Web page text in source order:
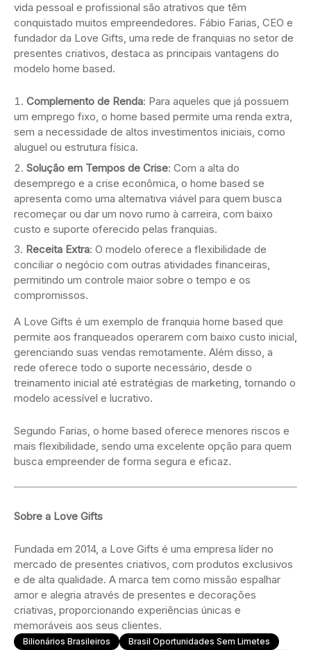
vida pessoal e profissional são atrativos que têm
conquistado muitos empreendedores. Fábio Farias, CEO e
fundador da Love Gifts, uma rede de franquias no setor de
presentes criativos, destaca as principais vantagens do
modelo home based.
Complemento de Renda: Para aqueles que já possuem
um emprego fixo, o home based permite uma renda extra,
sem a necessidade de altos investimentos iniciais, como
aluguel ou estrutura física.
Solução em Tempos de Crise: Com a alta do
desemprego e a crise econômica, o home based se
apresenta como uma alternativa viável para quem busca
recomeçar ou dar um novo rumo à carreira, com baixo
custo e suporte oferecido pelas franquias.
Receita Extra: O modelo oferece a flexibilidade de
conciliar o negócio com outras atividades financeiras,
permitindo um controle maior sobre o tempo e os
compromissos.
A Love Gifts é um exemplo de franquia home based que
permite aos franqueados operarem com baixo custo inicial,
gerenciando suas vendas remotamente. Além disso, a
rede oferece todo o suporte necessário, desde o
treinamento inicial até estratégias de marketing, tornando o
modelo acessível e lucrativo.
Segundo Farias, o home based oferece menores riscos e
mais flexibilidade, sendo uma excelente opção para quem
busca empreender de forma segura e eficaz.
Sobre a Love Gifts
Fundada em 2014, a Love Gifts é uma empresa líder no
mercado de presentes criativos, com produtos exclusivos
e de alta qualidade. A marca tem como missão espalhar
amor e alegria através de presentes e decorações
criativas, proporcionando experiências únicas e
memoráveis aos seus clientes.
Bilionários Brasileiros
Brasil Oportunidades Sem Limetes